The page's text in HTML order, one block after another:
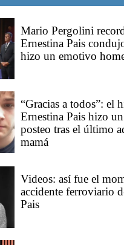
Mario Pergolini
Ernestina Pais
hizo un emotivo
“Gracias a todos”: el
Ernestina Pais hizo
posteo tras el último
mamá
Videos: así fue el
accidente ferroviario
Pais